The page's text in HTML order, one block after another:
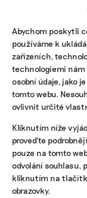
Abychom poskytli
používáme k
zařízeních,
technologiemi
osobní údaje, jako
tomto webu.
ovlivnit určité
Kliknutím níže
proveďte
pouze na tomto
odvolání souhlasu,
kliknutím na
obrazovky.
KOMERČNÍ SDĚLENÍ